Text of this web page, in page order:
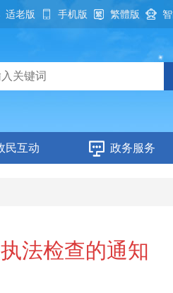
适老版 手机版 繁體版
民互动 政务服务
法检查的通知